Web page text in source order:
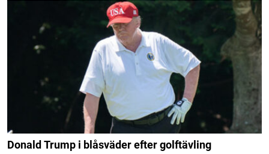
Donald Trump i blåsväder efter golftävling